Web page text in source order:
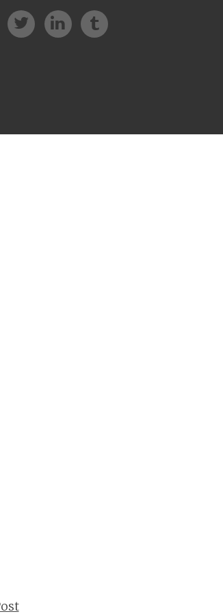
PatreonTwitterInstagram